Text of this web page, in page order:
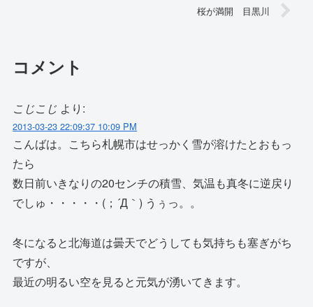
桜が満開 目黒川
コメント
こじこじ より:
2013-03-23 22:09:37 10:09 PM
こんばは。こちら札幌市はせっかく雪が溶けたとおもっ
たら
数日前いきなりの20センチの積雪、気温も真冬に逆戻り
でしゅ・・・・・(；´Д｀) うぅっ。。
冬になると北海道は曇天でどうしても気持ちも塞ぎがち
ですが、
最近の明るい空を見ると元気が湧いてきます。